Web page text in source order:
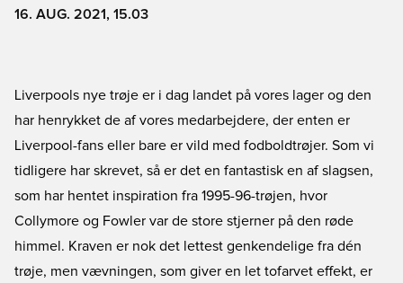
16. AUG. 2021, 15.03
Liverpools nye trøje er i dag landet på vores lager og den
har henrykket de af vores medarbejdere, der enten er
Liverpool-fans eller bare er vild med fodboldtrøjer. Som vi
tidligere har skrevet, så er det en fantastisk en af slagsen,
som har hentet inspiration fra 1995-96-trøjen, hvor
Collymore og Fowler var de store stjerner på den røde
himmel. Kraven er nok det lettest genkendelige fra dén
trøje, men vævningen, som giver en let tofarvet effekt, er